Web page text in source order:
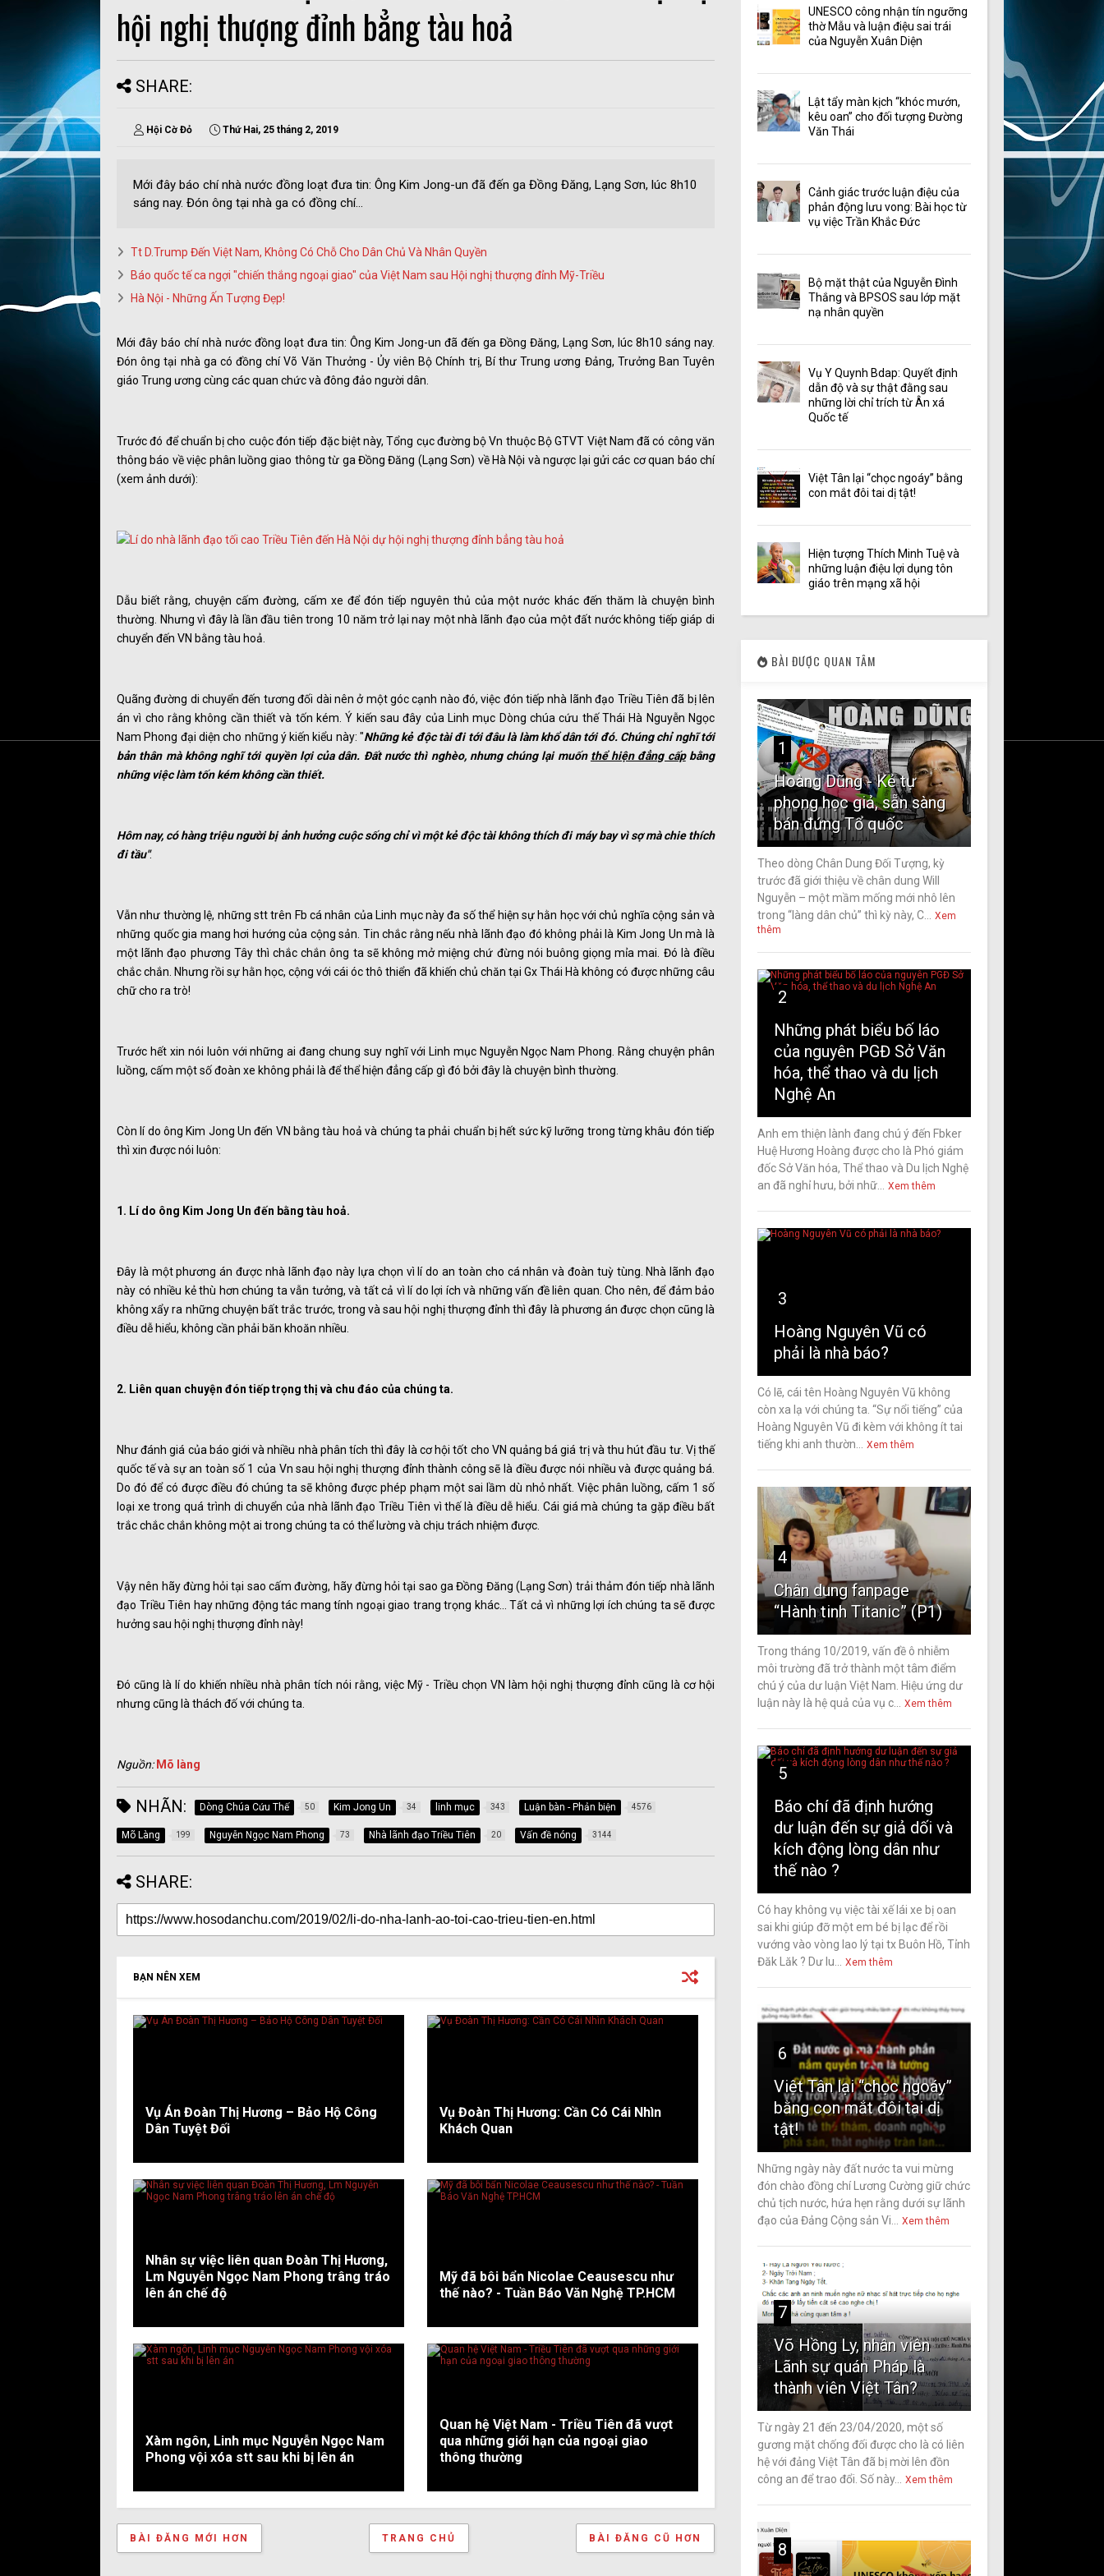
hội nghị thượng đỉnh bẳng tàu hoả
SHARE:
Hội Cờ Đỏ Thứ Hai, 25 tháng 2, 2019
Mới đây báo chí nhà nước đồng loạt đưa tin: Ông Kim Jong-un đã đến ga Đồng Đăng, Lạng Sơn, lúc 8h10
sáng nay. Đón ông tại nhà ga có đồng chí...
Tt D.Trump Đến Việt Nam, Không Có Chỗ Cho Dân Chủ Và Nhân Quyền
Báo quốc tế ca ngợi "chiến thắng ngoại giao" của Việt Nam sau Hội nghị thượng đỉnh Mỹ-Triều
Hà Nội - Những Ấn Tượng Đẹp!
Mới đây báo chí nhà nước đồng loạt đưa tin: Ông Kim Jong-un đã đến ga Đồng Đăng, Lạng Sơn, lúc 8h10 sáng nay.
Đón ông tại nhà ga có đồng chí Võ Văn Thưởng - Ủy viên Bộ Chính trị, Bí thư Trung ương Đảng, Trưởng Ban Tuyên
giáo Trung ương cùng các quan chức và đông đảo người dân.
Trước đó để chuẩn bị cho cuộc đón tiếp đặc biệt này, Tổng cục đường bộ Vn thuộc Bộ GTVT Việt Nam đã có công văn
thông báo về việc phân luồng giao thông từ ga Đồng Đăng (Lạng Sơn) về Hà Nội và ngược lại gửi các cơ quan báo chí
(xem ảnh dưới):
Dẫu biết rằng, chuyện cấm đường, cấm xe để đón tiếp nguyên thủ của một nước khác đến thăm là chuyện bình
thường. Nhưng vì đây là lần đầu tiên trong 10 năm trở lại nay một nhà lãnh đạo của một đất nước không tiếp giáp di
chuyển đến VN bằng tàu hoả.
Quãng đường di chuyển đến tương đối dài nên ở một góc cạnh nào đó, việc đón tiếp nhà lãnh đạo Triều Tiên đã bị lên
án vì cho rằng không cần thiết và tốn kém. Ý kiến sau đây của Linh mục Dòng chúa cứu thế Thái Hà Nguyễn Ngọc
Nam Phong đại diện cho những ý kiến kiểu này: "Những kẻ độc tài đi tới đâu là làm khổ dân tới đó. Chúng chỉ nghĩ tới
bản thân mà không nghĩ tới quyền lợi của dân. Đất nước thì nghèo, nhưng chúng lại muốn thể hiện đẳng cấpbằng
những việc làm tốn kém không cần thiết.
Hôm nay, có hàng triệu người bị ảnh hưởng cuộc sống chỉ vì một kẻ độc tài không thích đi máy bay vì sợ mà chie thích
đi tầu".
Vẫn như thường lệ, những stt trên Fb cá nhân của Linh mục này đa số thể hiện sự hằn học với chủ nghĩa cộng sản và
những quốc gia mang hơi hướng của cộng sản. Tin chắc rằng nếu nhà lãnh đạo đó không phải là Kim Jong Un mà là
một lãnh đạo phương Tây thì chắc chắn ông ta sẽ không mở miệng chứ đừng nói buông giọng mỉa mai. Đó là điều
chắc chắn. Nhưng rồi sự hằn học, cộng với cái óc thô thiển đã khiến chủ chăn tại Gx Thái Hà không có được những câu
chữ cho ra trò!
Trước hết xin nói luôn với những ai đang chung suy nghĩ với Linh mục Nguyễn Ngọc Nam Phong. Rằng chuyện phân
luồng, cấm một số đoàn xe không phải là để thể hiện đẳng cấp gì đó bởi đây là chuyện bình thường.
Còn lí do ông Kim Jong Un đến VN bằng tàu hoả và chúng ta phải chuẩn bị hết sức kỹ lưỡng trong từng khâu đón tiếp
thì xin được nói luôn:
1. Lí do ông Kim Jong Un đến bằng tàu hoả.
Đây là một phương án được nhà lãnh đạo này lựa chọn vì lí do an toàn cho cá nhân và đoàn tuỳ tùng. Nhà lãnh đạo
này có nhiều kẻ thù hơn chúng ta vẫn tưởng, và tất cả vì lí do lợi ích và những vấn đề liên quan. Cho nên, để đảm bảo
không xẩy ra những chuyện bất trắc trước, trong và sau hội nghị thượng đỉnh thì đây là phương án được chọn cũng là
điều dễ hiểu, không cần phải băn khoăn nhiều.
2. Liên quan chuyện đón tiếp trọng thị và chu đáo của chúng ta.
Như đánh giá của báo giới và nhiều nhà phân tích thì đây là cơ hội tốt cho VN quảng bá giá trị và thu hút đầu tư. Vị thế
quốc tế và sự an toàn số 1 của Vn sau hội nghị thượng đỉnh thành công sẽ là điều được nói nhiều và được quảng bá.
Do đó để có được điều đó chúng ta sẽ không được phép phạm một sai lầm dù nhỏ nhất. Việc phân luồng, cấm 1 số
loại xe trong quá trình di chuyển của nhà lãnh đạo Triều Tiên vì thế là điều dễ hiểu. Cái giá mà chúng ta gặp điều bất
trắc chắc chắn không một ai trong chúng ta có thể lường và chịu trách nhiệm được.
Vậy nên hãy đừng hỏi tại sao cấm đường, hãy đừng hỏi tại sao ga Đồng Đăng (Lạng Sơn) trải thảm đón tiếp nhà lãnh
đạo Triều Tiên hay những động tác mang tính ngoại giao trang trọng khác... Tất cả vì những lợi ích chúng ta sẽ được
hưởng sau hội nghị thượng đỉnh này!
Đó cũng là lí do khiến nhiều nhà phân tích nói rằng, việc Mỹ - Triều chọn VN làm hội nghị thượng đỉnh cũng là cơ hội
nhưng cũng là thách đố với chúng ta.
Nguồn: Mõ làng
NHÃN: Dòng Chúa Cứu Thế 50 Kim Jong Un 34 linh mục 343 Luận bàn - Phản biện 4576
Mõ Làng 199 Nguyễn Ngọc Nam Phong 73 Nhà lãnh đạo Triều Tiên 20 Vấn đề nóng 3144
SHARE:
BẠN NÊN XEM
Vụ Án Đoàn Thị Hương – Bảo Hộ Công
Dân Tuyệt Đối
Vụ Đoàn Thị Hương: Cần Có Cái Nhìn
Khách Quan
Nhân sự việc liên quan Đoàn Thị Hương,
Lm Nguyễn Ngọc Nam Phong trâng tráo
lên án chế độ
Mỹ đã bôi bẩn Nicolae Ceausescu như
thế nào? - Tuần Báo Văn Nghệ TP.HCM
Xàm ngôn, Linh mục Nguyễn Ngọc Nam
Phong vội xóa stt sau khi bị lên án
Quan hệ Việt Nam - Triều Tiên đã vượt
qua những giới hạn của ngoại giao
thông thường
BÀI ĐĂNG MỚI HƠN BÀI ĐĂNG CŨ HƠN
TRANG CHỦ
UNESCO công nhận tín ngưỡng
thờ Mẫu và luận điệu sai trái
của Nguyễn Xuân Diện
Lật tẩy màn kịch “khóc mướn,
kêu oan” cho đối tượng Đường
Văn Thái
Cảnh giác trước luận điệu của
phản động lưu vong: Bài học từ
vụ việc Trần Khắc Đức
Bộ mặt thật của Nguyễn Đình
Thắng và BPSOS sau lớp mặt
nạ nhân quyền
Vụ Y Quynh Bdap: Quyết định
dẫn độ và sự thật đằng sau
những lời chỉ trích từ Ân xá
Quốc tế
Việt Tân lại “chọc ngoáy” bằng
con mắt đôi tai dị tật!
Hiện tượng Thích Minh Tuệ và
những luận điệu lợi dụng tôn
giáo trên mạng xã hội
BÀI ĐƯỢC QUAN TÂM
1
Hoàng Dũng - Kẻ tự
phong học giả, sẵn sàng
bán đứng Tổ quốc
Theo dòng Chân Dung Đối Tượng, kỳ
trước đã giới thiệu về chân dung Will
Nguyễn – một mầm mống mới nhô lên
trong “làng dân chủ” thì kỳ này, C...
Xem
thêm
2
Những phát biểu bố láo
của nguyên PGĐ Sở Văn
hóa, thể thao và du lịch
Nghệ An
Anh em thiện lành đang chú ý đến Fbker
Huệ Hương Hoàng được cho là Phó giám
đốc Sở Văn hóa, Thể thao và Du lịch Nghệ
an đã nghỉ hưu, bởi nhữ...
Xem thêm
3
Hoàng Nguyên Vũ có
phải là nhà báo?
Có lẽ, cái tên Hoàng Nguyên Vũ không
còn xa lạ với chúng ta. “Sự nổi tiếng” của
Hoàng Nguyên Vũ đi kèm với không ít tai
tiếng khi anh thườn...
Xem thêm
4
Chân dung fanpage
“Hành tinh Titanic” (P1)
Trong tháng 10/2019, vấn đề ô nhiễm
môi trường đã trở thành một tâm điểm
chú ý của dư luận Việt Nam. Hiệu ứng dư
luận này là hệ quả của vụ c...
Xem thêm
5
Báo chí đã định hướng
dư luận đến sự giả dối và
kích động lòng dân như
thế nào ?
Có hay không vụ việc tài xế lái xe bị oan
sai khi giúp đỡ một em bé bị lạc để rồi
vướng vào vòng lao lý tại tx Buôn Hồ, Tỉnh
Đăk Lăk ? Dư lu...
Xem thêm
6
Việt Tân lại “chọc ngoáy”
bằng con mắt đôi tai dị
tật!
Những ngày này đất nước ta vui mừng
đón chào đồng chí Lương Cường giữ chức
chủ tịch nước, hứa hẹn rằng dưới sự lãnh
đạo của Đảng Cộng sản Vi...
Xem thêm
7
Võ Hồng Ly, nhân viên
Lãnh sự quán Pháp là
thành viên Việt Tân?
Từ ngày 21 đến 23/04/2020, một số
gương mặt chống đối được cho là có liên
hệ với đảng Việt Tân đã bị mời lên đồn
công an để trao đổi. Số này...
Xem thêm
8